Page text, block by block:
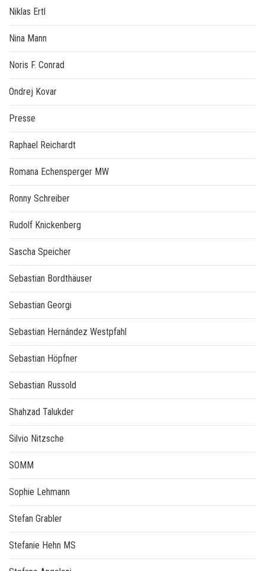
Niklas Ertl
Nina Mann
Noris F. Conrad
Ondrej Kovar
Presse
Raphael Reichardt
Romana Echensperger MW
Ronny Schreiber
Rudolf Knickenberg
Sascha Speicher
Sebastian Bordthäuser
Sebastian Georgi
Sebastian Hernández Westpfahl
Sebastian Höpfner
Sebastian Russold
Shahzad Talukder
Silvio Nitzsche
SOMM
Sophie Lehmann
Stefan Grabler
Stefanie Hehn MS